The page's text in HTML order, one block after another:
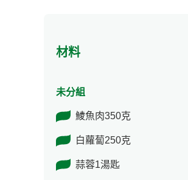
材料
未分組
鯪魚肉350克
白蘿蔔250克
蒜蓉1湯匙